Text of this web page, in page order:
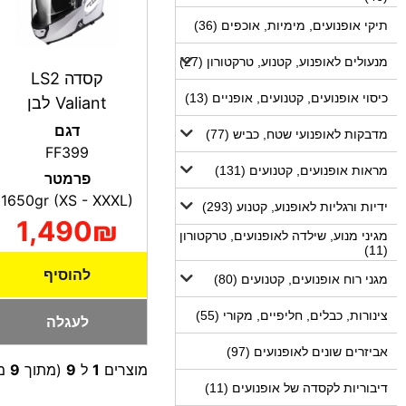
תיקי אופנועים, מימיות, אוכפים (36)
מנעולים לאופנוע, קטנוע, טרקטורון (27)
כיסוי אופנועים, קטנועים, אופניים (13)
מדבקות לאופנועי שטח, כביש (77)
מראות אופנועים, קטנועים (131)
ידיות ורגליות לאופנוע, קטנוע (293)
מגיני מנוע, שילדה לאופנועים, טרקטורון
(11)
מגני רוח אופנועים, קטנועים (80)
צינורות, כבלים, חליפיים, מקורי (55)
אביזרים שונים לאופנועים (97)
דיבוריות לקסדה של אופנועים (11)
קסדה LS2
Valiant לבן
דגם
פרמטר
1,490₪
להוסיף
לעגלה
מוצרים 1 ל 9 (מתוך 9